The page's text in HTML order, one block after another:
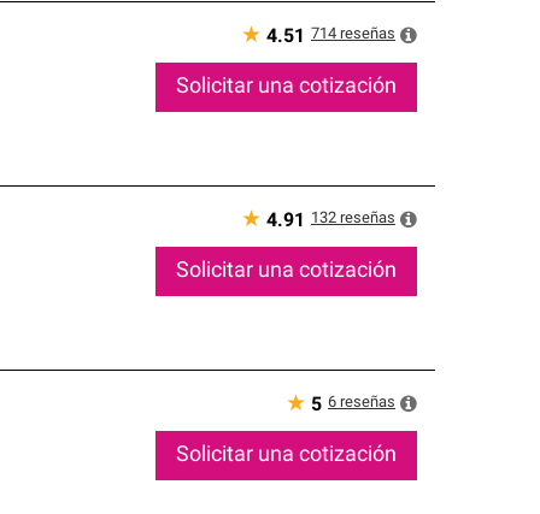
★ 4.51 714 reseñas
Solicitar una cotización
★ 4.91 132 reseñas
Solicitar una cotización
★ 5 6 reseñas
Solicitar una cotización